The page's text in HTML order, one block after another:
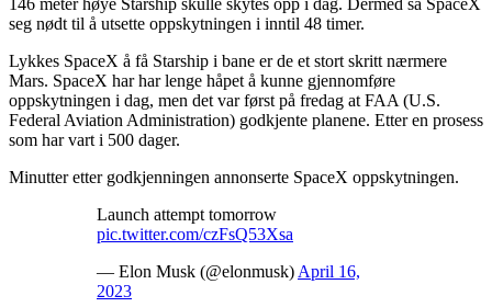
seg nødt til å utsette oppskytningen i inntil 48 timer.
Lykkes SpaceX å få Starship i bane er de et stort skritt nærmere
Mars. SpaceX har har lenge håpet å kunne gjennomføre
oppskytningen i dag, men det var først på fredag at FAA (U.S.
Federal Aviation Administration) godkjente planene. Etter en prosess
som har vart i 500 dager.
Minutter etter godkjenningen annonserte SpaceX oppskytningen.
Launch attempt tomorrow
pic.twitter.com/czFsQ53Xsa
— Elon Musk (@elonmusk) April 16,
2023